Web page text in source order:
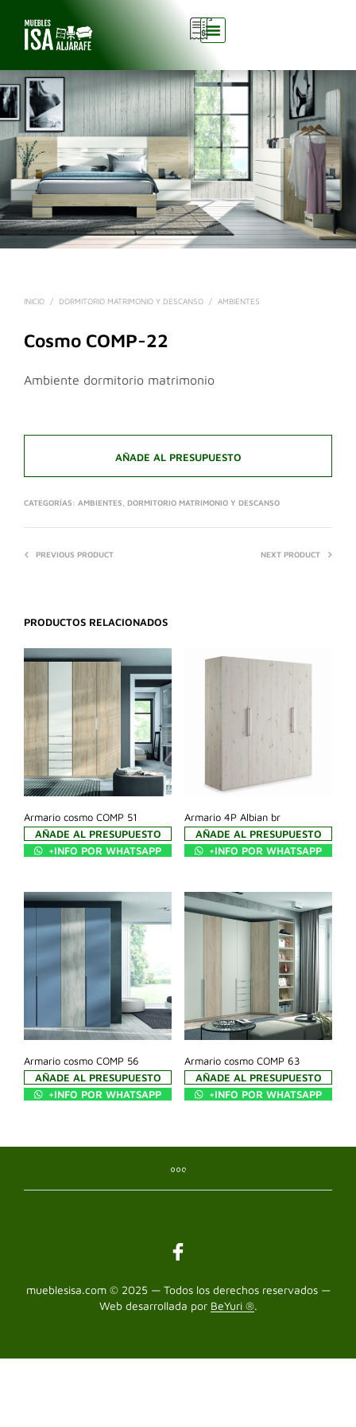
0
INICIO / DORMITORIO MATRIMONIO Y DESCANSO / AMBIENTES
Cosmo COMP-22
Ambiente dormitorio matrimonio
AÑADE AL PRESUPUESTO
CATEGORÍAS: AMBIENTES DORMITORIO MATRIMONIO Y DESCANSO
PREVIOUS PRODUCT NEXT PRODUCT
PRODUCTOS RELACIONADOS
Armario cosmo COMP 51
AÑADE AL PRESUPUESTO
+INFO POR WHATSAPP
Armario 4P Albian br
AÑADE AL PRESUPUESTO
+INFO POR WHATSAPP
Armario cosmo COMP 56
AÑADE AL PRESUPUESTO
+INFO POR WHATSAPP
Armario cosmo COMP 63
AÑADE AL PRESUPUESTO
+INFO POR WHATSAPP
mueblesisa.com © 2025 — Todos los derechos reservados —
Web desarrollada por BeYuri ®.